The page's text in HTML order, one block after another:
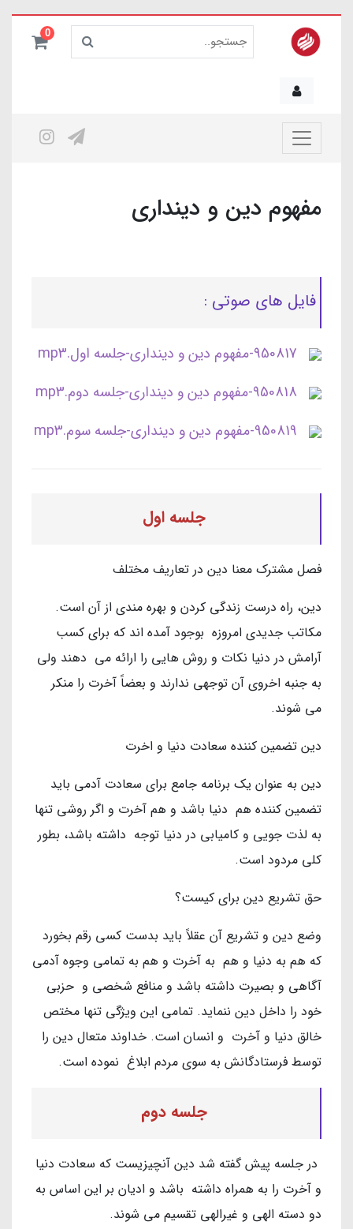
0
مفهوم دین و دینداری
فایل های صوتی :
950817-مفهوم دین و دینداری-جلسه اول.mp3
950818-مفهوم دین و دینداری-جلسه دوم.mp3
950819-مفهوم دین و دینداری-جلسه سوم.mp3
جلسه اول
فصل مشترک معنا دین در تعاریف مختلف
دین، راه درست زندگی کردن و بهره مندی از آن است.
مکاتب جدیدی امروزه بوجود آمده اند که برای کسب
آرامش در دنیا نکات و روش هایی را ارائه می دهند ولی
به جنبه اخروی آن توجهی ندارند و بعضاً آخرت را منکر
می شوند.
دین تضمین کننده سعادت دنیا و اخرت
دین به عنوان یک برنامه جامع برای سعادت آدمی باید
تضمین کننده هم دنیا باشد و هم آخرت و اگر روشی تنها
به لذت جویی و کامیابی در دنیا توجه داشته باشد، بطور
کلی مردود است.
حق تشریع دین برای کیست؟
وضع دین و تشریع آن عقلاً باید بدست کسی رقم بخورد
که هم به دنیا و هم به آخرت و هم به تمامی وجوه آدمی
آگاهی و بصیرت داشته باشد و منافع شخصی و حزبی
خود را داخل دین ننماید. تمامی این ویژگی تنها مختص
خالق دنیا و آخرت و انسان است. خداوند متعال دین را
توسط فرستادگانش به سوی مردم ابلاغ نموده است.
جلسه دوم
در جلسه پیش گفته شد دین آنچیزیست که سعادت دنیا
و آخرت را به همراه داشته باشد و ادیان بر این اساس به
دو دسته الهی و غیرالهی تقسیم می شوند.